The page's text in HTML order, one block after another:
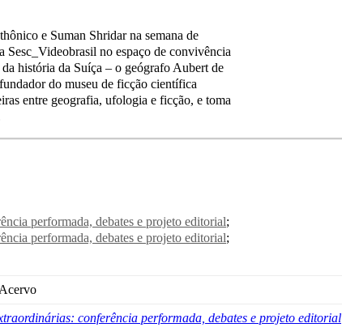
e Suman Shridar na semana de
Sesc_Videobrasil no espaço de convivência
história da Suíça – o geógrafo Aubert de
do museu de ficção científica
entre geografia, ufologia e ficção, e toma
performada, debates e projeto editorial
performada, debates e projeto editorial
conferência performada, debates e projeto editorial